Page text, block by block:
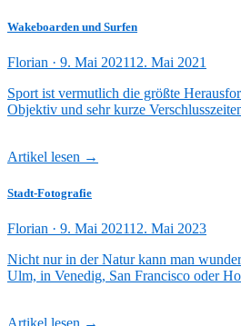
Wakeboarden und Surfen
Florian · Veröffentlicht
9. Mai 202112. Mai 2021
Sport ist vermutlich die größte
Objektiv und sehr kurze
Artikel lesen →
Stadt-Fotografie
Florian · Veröffentlicht
9. Mai 202112. Mai 2023
Nicht nur in der Natur kann man
Ulm, in Venedig, San Francisco oder
Artikel lesen →